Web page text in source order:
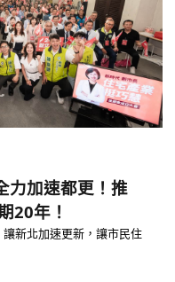
力加速都更！推
20年！
新北加速更新，讓市民住